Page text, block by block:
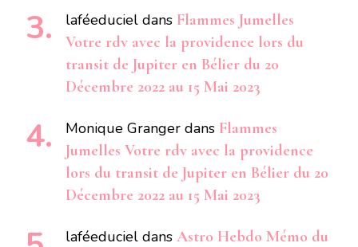
laféeduciel dans Flammes Jumelles
Votre rdv avec la providence lors du
transit de Jupiter en Bélier du 20
Décembre 2022 au 15 Mai 2023
Monique Granger dans Flammes
Jumelles Votre rdv avec la providence
lors du transit de Jupiter en Bélier du 20
Décembre 2022 au 15 Mai 2023
laféeduciel dans Astro Hebdo Mémo du